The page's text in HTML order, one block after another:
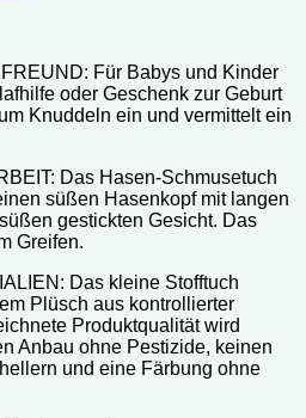
Für Babys und Kinder
oder Geschenk zur Geburt
Knuddeln ein und vermittelt ein
Das Hasen-Schmusetuch
süßen Hasenkopf mit langen
gestickten Gesicht. Das
Greifen.
Das kleine Stofftuch
Plüsch aus kontrollierter
Produktqualität wird
Anbau ohne Pestizide, keinen
und eine Färbung ohne